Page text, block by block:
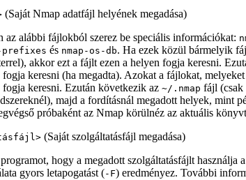
(Saját Nmap adatfájl helyének megadása)
az alábbi fájlokból szerez be speciális információkat:
prefixes és nmap-os-db. Ha ezek közül bármelyik
akkor ezt a fájlt ezen a helyen fogja keresni.
keresni (ha megadta). Azokat a fájlokat,
keresni. Ezután következik az ~/.nmap fájl (csak
majd a fordításnál megadott helyek, mint
próbaként az Nmap körülnéz az aktuális
(Saját szolgáltatásfájl megadása)
hogy a megadott szolgáltatásfájlt használja
gyors letapogatást (-F) eredményez. További